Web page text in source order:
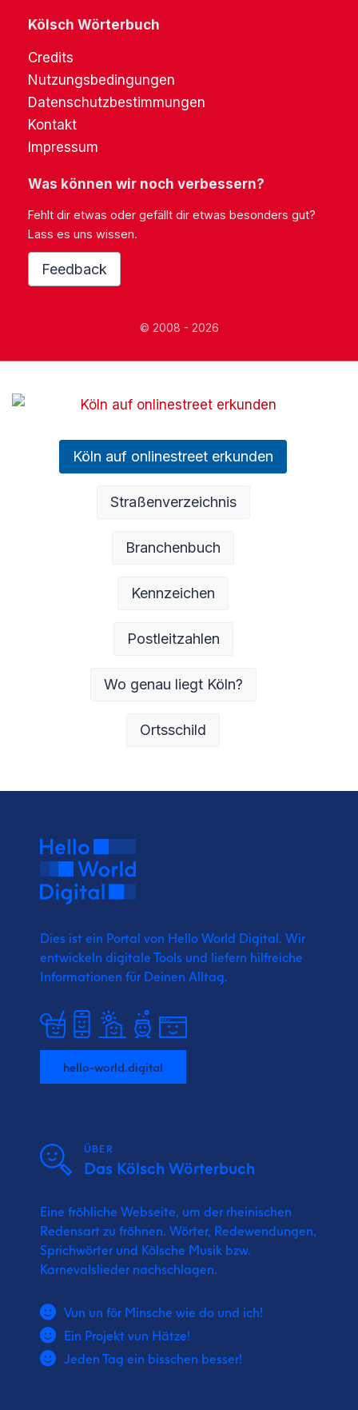
Kölsch Wörterbuch
Credits
Nutzungsbedingungen
Datenschutzbestimmungen
Kontakt
Impressum
Was können wir noch verbessern?
Fehlt dir etwas oder gefällt dir etwas besonders gut?
Lass es uns wissen.
Feedback
© 2008 - 2026
Köln auf onlinestreet erkunden
Straßenverzeichnis
Branchenbuch
Kennzeichen
Postleitzahlen
Wo genau liegt Köln?
Ortsschild
Dies ist ein Portal von Hello World Digital. Wir
entwickeln digitale Tools und liefern hilfreiche
Informationen für Deinen Alltag.
hello-world.digital
ÜBER
Das Kölsch Wörterbuch
Eine fröhliche Webseite, um der rheinischen
Redensart zu fröhnen. Wörter, Redewendungen,
Sprichwörter und Kölsche Musik bzw.
Karnevalslieder nachschlagen.
Vun un för Minsche wie do und ich!
Ein Projekt vun Hätze!
Jeden Tag ein bisschen besser!